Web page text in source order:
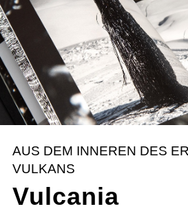
AUS DEM INNEREN DES
VULKANS
Vulcania